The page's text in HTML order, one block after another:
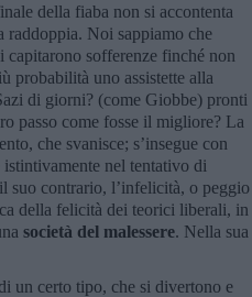
della fiaba non si accontenta
raddoppia. Noi sappiamo che
capitarono sofferenze finché non
probabilità uno assistette alla
di giorni? (come Giobbe) pronti
passo come fosse il migliore? La
che svanisce; s’insegue con
istintivamente nel tentativo di
suo contrario, l’infelicità, o peggio
della felicità dei teorici liberali, in
società del malessere. Nella sua
un certo tipo, che si divertono e